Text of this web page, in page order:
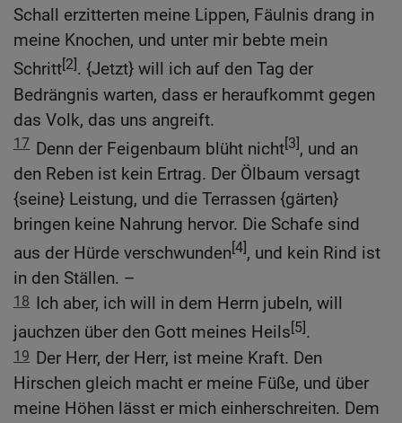
Schall erzitterten meine Lippen, Fäulnis drang in
meine Knochen, und unter mir bebte mein
Schritt[2]. {Jetzt} will ich auf den Tag der
Bedrängnis warten, dass er heraufkommt gegen
das Volk, das uns angreift.
17 Denn der Feigenbaum blüht nicht[3], und an
den Reben ist kein Ertrag. Der Ölbaum versagt
{seine} Leistung, und die Terrassen {gärten}
bringen keine Nahrung hervor. Die Schafe sind
aus der Hürde verschwunden[4], und kein Rind ist
in den Ställen. –
18 Ich aber, ich will in dem Herrn jubeln, will
jauchzen über den Gott meines Heils[5].
19 Der Herr, der Herr, ist meine Kraft. Den
Hirschen gleich macht er meine Füße, und über
meine Höhen lässt er mich einherschreiten. Dem